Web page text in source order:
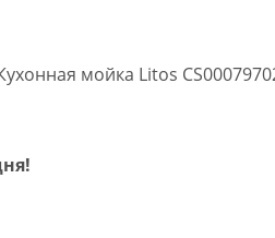
мойка Litos